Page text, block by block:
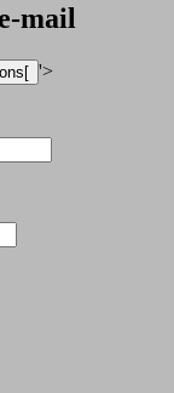
mail
'>